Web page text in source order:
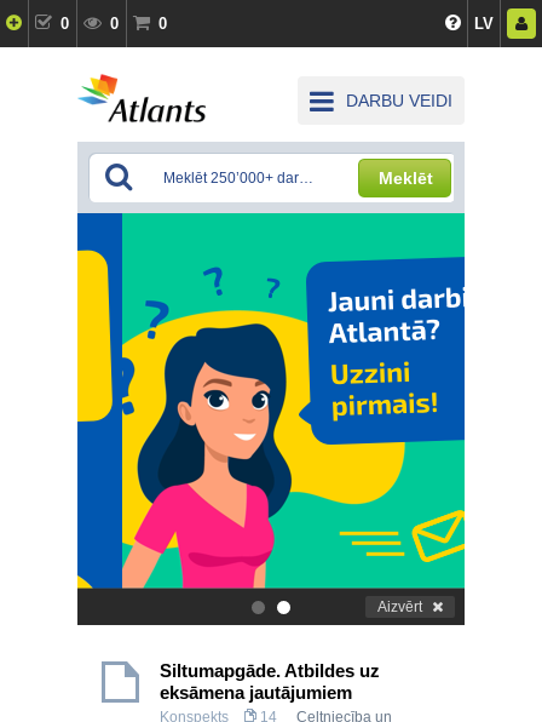
0 0 0 LV
DARBU VEIDI
Meklēt
. Aizvērt
Siltumapgāde. Atbildes uz
eksāmena jautājumiem
Konspekts 14
Celtniecība un